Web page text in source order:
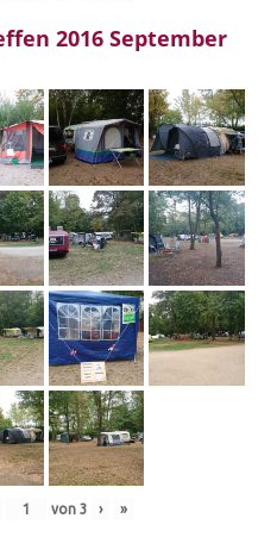
2016 September
von 3 › »